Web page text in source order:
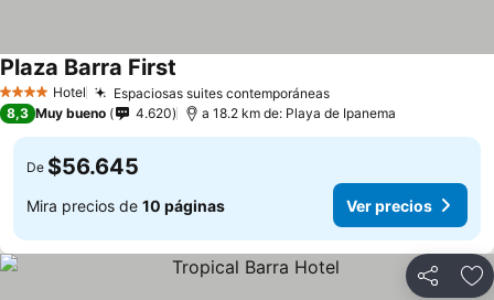
4 EstrellasHotel Espaciosas suites contemporáneasVer precios
Plaza Barra First
8,3 Muy bueno 4.620 a 18.2 km de: Playa de Ipanema
De $56.645
Mira precios de 10 páginas Ver precios
Compartir